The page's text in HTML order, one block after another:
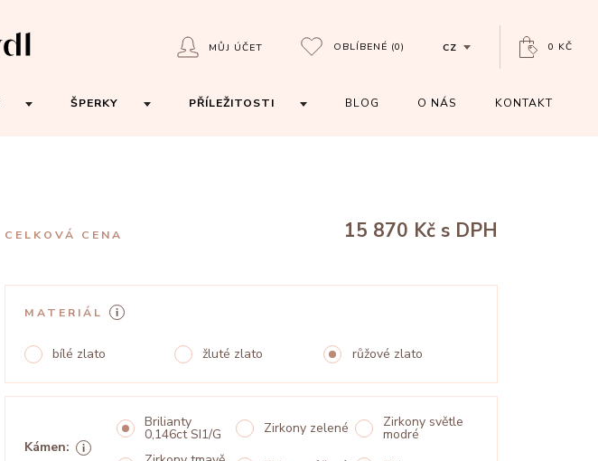
MŮJ ÚČET OBLÍBENÉ (0) CZ 0 KČ
ŠPERKY PŘÍLEŽITOSTI BLOG O NÁS KONTAKT
CELKOVÁ CENA 15 870 Kč s DPH
MATERIÁL
bílé zlato žluté zlato růžové zlato
Kámen:
Brilianty
0,146ct SI1/G Zirkony zelené Zirkony světle
modré